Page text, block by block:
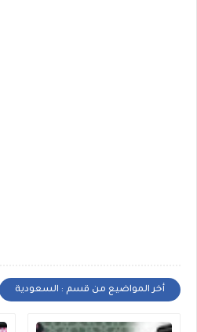
أخر المواضيع من قسم : السعودية